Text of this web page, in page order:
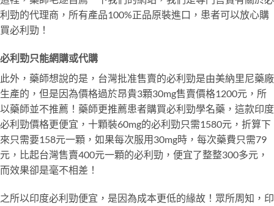
利勁的代理商，所有產品100%正品原裝進口，患者可以放心購
買必利勁！
必利勁只能網購或代購
此外，藥師想說的是，台灣批准售賣的必利勁是由美納里尼藥廠
生產的，但是因為價格過於昂貴3顆30mg售賣價格1200元，所
以藥師並不推薦！藥師更推薦患者購買必利勁學名藥，這款印度
必利勁價格更便宜，十顆裝60mg的必利勁只需1580元，折算下
來只需要158元一顆，如果每次服用30mg時，每次藥費只需79
元，比起台灣售賣400元一顆的必利勁，便宜了整整300多元，
而效果卻是毫不相差！
之所以印度必利勁便宜，是因為成本更低的緣故！眾所周知，印